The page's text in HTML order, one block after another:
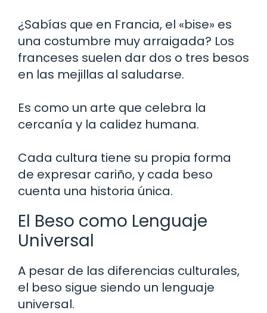
¿Sabías que en Francia, el «bise» es
una costumbre muy arraigada? Los
franceses suelen dar dos o tres besos
en las mejillas al saludarse.
Es como un arte que celebra la
cercanía y la calidez humana.
Cada cultura tiene su propia forma
de expresar cariño, y cada beso
cuenta una historia única.
El Beso como Lenguaje
Universal
A pesar de las diferencias culturales,
el beso sigue siendo un lenguaje
universal.